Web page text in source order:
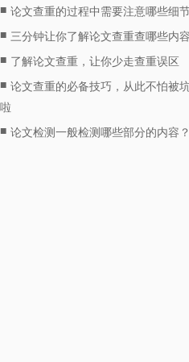
■ 论文查重的过程中需要注意哪些细
■ 三分钟让你了解论文查重查哪些内容
■ 了解论文查重，让你少走查重误区
■ 论文查重的必备技巧，从此不怕被
啦
■ 论文检测一般检测哪些部分的内容？